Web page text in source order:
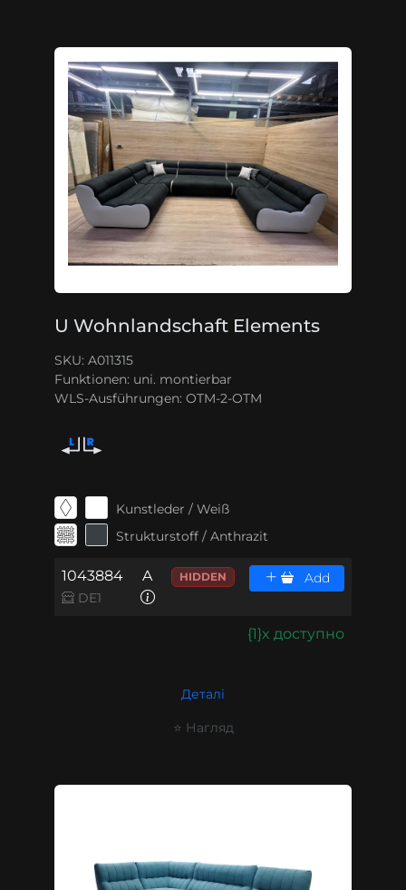
U Wohnlandschaft Elements
SKU: A011315
Funktionen: uni. montierbar
WLS-Ausführungen: OTM-2-OTM
Kunstleder / Weiß
Strukturstoff / Anthrazit
1043884
DE1
A HIDDEN Add
{1}x доступно
Деталі
⭐ Нагляд